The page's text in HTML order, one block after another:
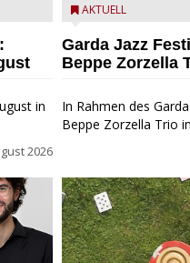
in
2026
Beppe Zorzella Trio
AKTUELL
Garda Jazz
Beppe Zorzella
In Rahmen des
Beppe Zorzella Trio